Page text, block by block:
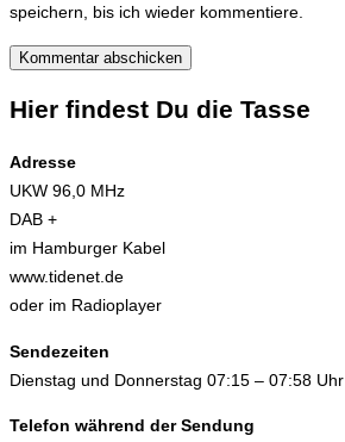
speichern, bis ich wieder kommentiere.
Hier findest Du die Tasse
Adresse
UKW 96,0 MHz
DAB +
im Hamburger Kabel
www.tidenet.de
oder im Radioplayer
Sendezeiten
Dienstag und Donnerstag 07:15 – 07:58 Uhr
Telefon während der Sendung